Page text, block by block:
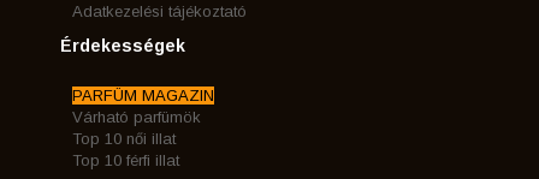
Adatkezelési tájékoztató
Érdekességek
PARFÜM MAGAZIN
Várható parfümök
Top 10 női illat
Top 10 férfi illat